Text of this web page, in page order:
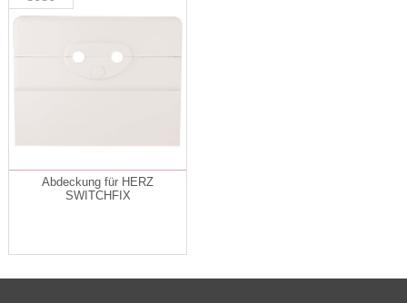
Abdeckung für HERZ
SWITCHFIX